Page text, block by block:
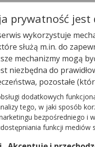
które
Wpisz
W
Tylko
prywatność jest
wykorzystuje
służą m.in. do
mechanizmy mogą
niezbędna do
pozostałe
dodatkowych
tego, w jaki sposób
bezpośredniego i
funkcji mediów